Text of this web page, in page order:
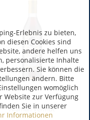
Andalusien | Spanien
Ataman Vermut
Erlebnis zu bieten,
diesen Cookies sind
andere helfen uns
personalisierte Inhalte
Sie können die
ändern. Bitte
womöglich
Website zur Verfügung
Sie in unserer
Informationen